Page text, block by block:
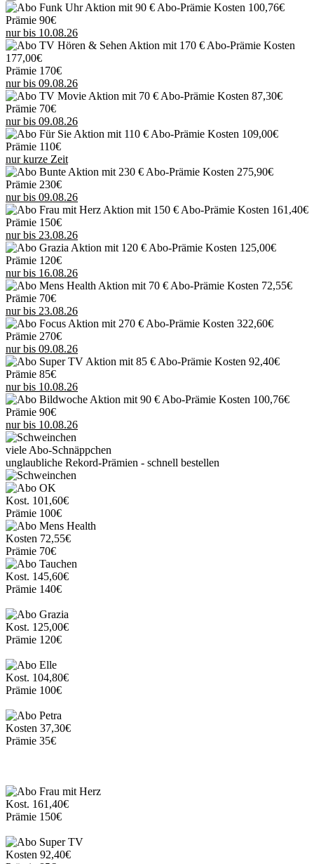
Kosten 100,76€
Prämie 90€
nur bis 10.08.26
Kosten
177,00€
Prämie 170€
nur bis 09.08.26
Kosten 87,30€
Prämie 70€
nur bis 09.08.26
Kosten 109,00€
Prämie 110€
nur kurze Zeit
Kosten 275,90€
Prämie 230€
nur bis 09.08.26
Kosten 161,40€
Prämie 150€
nur bis 23.08.26
Kosten 125,00€
Prämie 120€
nur bis 16.08.26
Kosten 72,55€
Prämie 70€
nur bis 23.08.26
Kosten 322,60€
Prämie 270€
nur bis 09.08.26
Kosten 92,40€
Prämie 85€
nur bis 10.08.26
Kosten 100,76€
Prämie 90€
nur bis 10.08.26
viele Abo-Schnäppchen
unglaubliche Rekord-Prämien - schnell bestellen
Kost. 101,60€
Prämie 100€
Kosten 72,55€
Prämie 70€
Kost. 145,60€
Prämie 140€
Kost. 125,00€
Prämie 120€
Kost. 104,80€
Prämie 100€
Kosten 37,30€
Prämie 35€
Kost. 161,40€
Prämie 150€
Kosten 92,40€